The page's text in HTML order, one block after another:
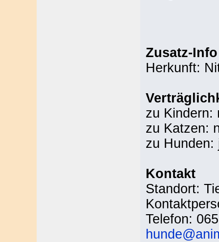
Zusatz-Info
Herkunft:
zu Kindern:
zu Katzen:
zu Hunden:
Kontakt
Standort:
Telefon: